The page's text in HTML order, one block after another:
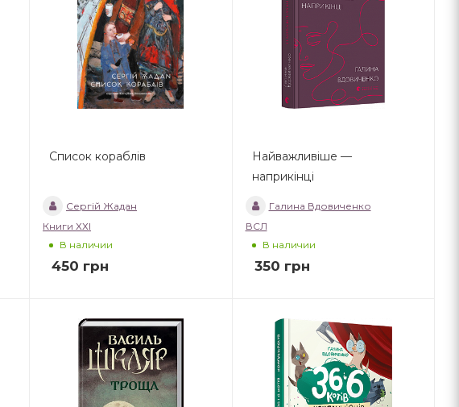
Список кораблів
Сергій Жадан
Книги ХХІ
В наличии
450 грн
Найважливіше —
наприкінці
Галина Вдовиченко
ВСЛ
В наличии
350 грн